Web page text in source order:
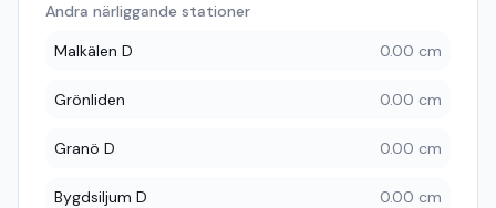
Andra närliggande stationer
Malkälen D
0.00 cm
Grönliden 0.00 cm
Granö D 0.00 cm
Bygdsiljum D 0.00 cm